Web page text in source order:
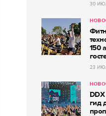
30
150
23
гид